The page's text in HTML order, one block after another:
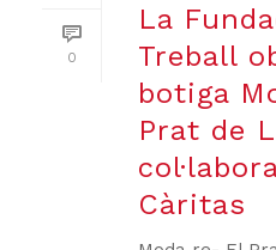
0
La
Treball
botiga
Prat de
Càritas